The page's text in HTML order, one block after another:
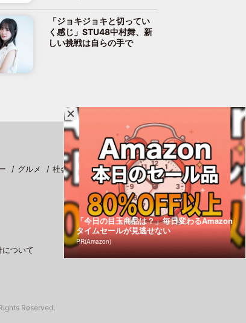
「ジョキジョキと切ってい
く感じ」STU48中村舞、新
しい挑戦は自らの手で
グルメ 社会
スポーツ
ついて
Reserved.
「今日の目玉商品は？」毎日変わるAmazon
タイムセールが見逃せない
PR(Amazon)